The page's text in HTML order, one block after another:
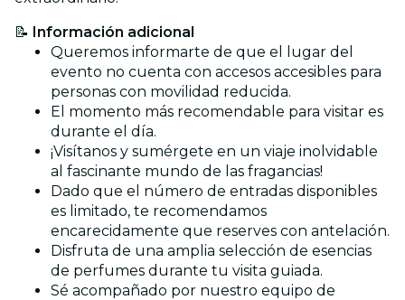
📝 Información adicional
Queremos informarte de que el lugar del
evento no cuenta con accesos accesibles para
personas con movilidad reducida.
El momento más recomendable para visitar es
durante el día.
¡Visítanos y sumérgete en un viaje inolvidable
al fascinante mundo de las fragancias!
Dado que el número de entradas disponibles
es limitado, te recomendamos
encarecidamente que reserves con antelación.
Disfruta de una amplia selección de esencias
de perfumes durante tu visita guiada.
Sé acompañado por nuestro equipo de